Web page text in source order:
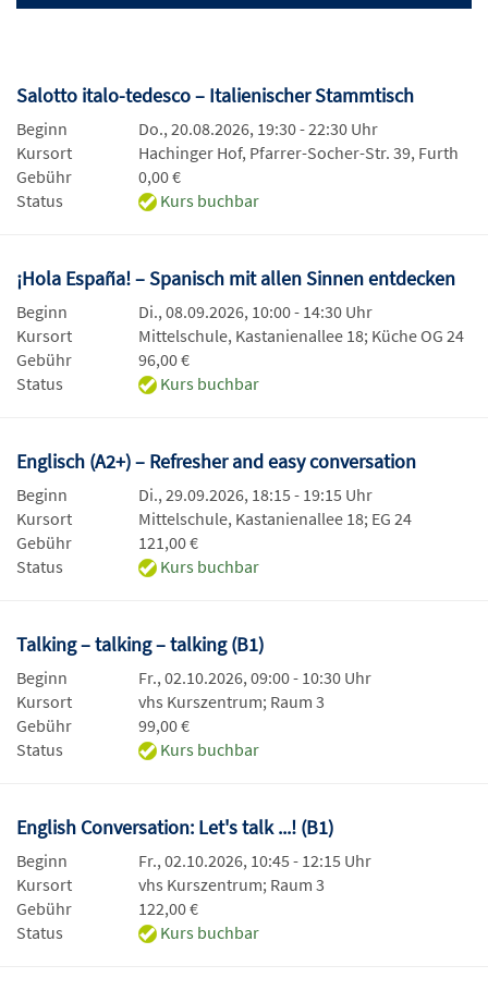
Salotto italo-tedesco – Italienischer Stammtisch
Beginn
Do., 20.08.2026, 19:30 - 22:30 Uhr
Kursort
Hachinger Hof, Pfarrer-Socher-Str. 39, Furth
Gebühr
0,00 €
Status
Kurs buchbar
¡Hola España! – Spanisch mit allen Sinnen entdecken
Beginn
Di., 08.09.2026, 10:00 - 14:30 Uhr
Kursort
Mittelschule, Kastanienallee 18; Küche OG 24
Gebühr
96,00 €
Status
Kurs buchbar
Englisch (A2+) – Refresher and easy conversation
Beginn
Di., 29.09.2026, 18:15 - 19:15 Uhr
Kursort
Mittelschule, Kastanienallee 18; EG 24
Gebühr
121,00 €
Status
Kurs buchbar
Talking – talking – talking (B1)
Beginn
Fr., 02.10.2026, 09:00 - 10:30 Uhr
Kursort
vhs Kurszentrum; Raum 3
Gebühr
99,00 €
Status
Kurs buchbar
English Conversation: Let's talk ...! (B1)
Beginn
Fr., 02.10.2026, 10:45 - 12:15 Uhr
Kursort
vhs Kurszentrum; Raum 3
Gebühr
122,00 €
Status
Kurs buchbar